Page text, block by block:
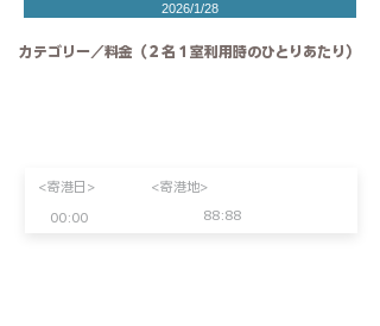
<寄港日>
00:00 88:88
<寄港地>
2026/1/28
カテゴリー／料金（２名１室利用時のひとりあたり）